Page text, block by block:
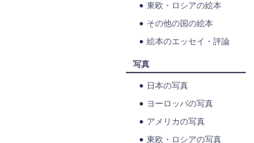
東欧・ロシアの絵本
その他の国の絵本
絵本のエッセイ・評論
写真
日本の写真
ヨーロッパの写真
アメリカの写真
東欧・ロシアの写真